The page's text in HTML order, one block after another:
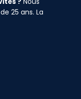
25 ans. La